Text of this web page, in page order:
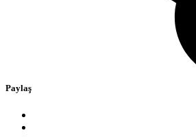
Paylaş